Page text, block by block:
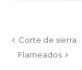
Corte de sierra
Flameados